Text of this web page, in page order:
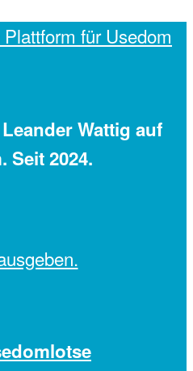
Wattig auf
Seit 2024.